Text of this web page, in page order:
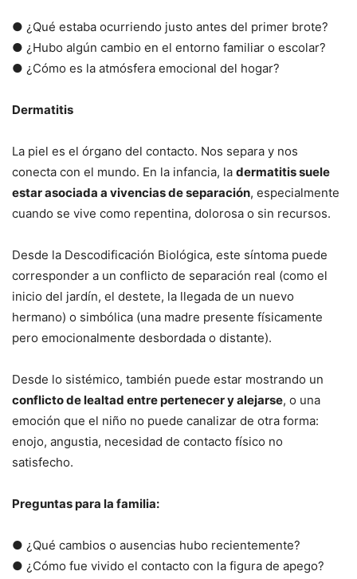
● ¿Qué estaba ocurriendo justo antes del primer brote?
● ¿Hubo algún cambio en el entorno familiar o escolar?
● ¿Cómo es la atmósfera emocional del hogar?
Dermatitis
La piel es el órgano del contacto. Nos separa y nos
conecta con el mundo. En la infancia, la dermatitis suele
estar asociada a vivencias de separación, especialmente
cuando se vive como repentina, dolorosa o sin recursos.
Desde la Descodificación Biológica, este síntoma puede
corresponder a un conflicto de separación real (como el
inicio del jardín, el destete, la llegada de un nuevo
hermano) o simbólica (una madre presente físicamente
pero emocionalmente desbordada o distante).
Desde lo sistémico, también puede estar mostrando un
conflicto de lealtad entre pertenecer y alejarse, o una
emoción que el niño no puede canalizar de otra forma:
enojo, angustia, necesidad de contacto físico no
satisfecho.
Preguntas para la familia:
● ¿Qué cambios o ausencias hubo recientemente?
● ¿Cómo fue vivido el contacto con la figura de apego?